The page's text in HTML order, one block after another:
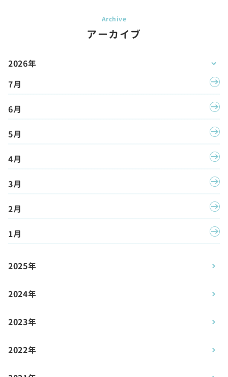
アーカイブ
2026年
7月
6月
5月
4月
3月
2月
1月
2025年
2024年
2023年
2022年